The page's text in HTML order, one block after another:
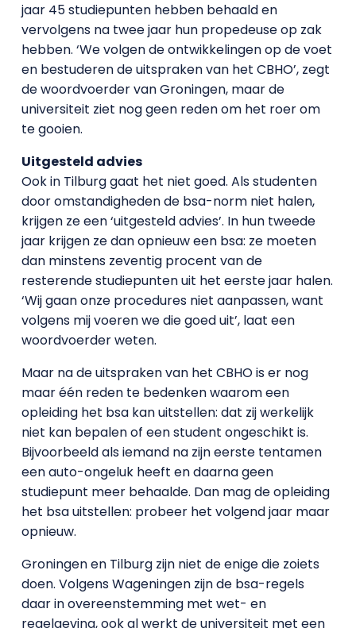
jaar 45 studiepunten hebben behaald en
vervolgens na twee jaar hun propedeuse op zak
hebben. ‘We volgen de ontwikkelingen op de voet
en bestuderen de uitspraken van het CBHO’, zegt
de woordvoerder van Groningen, maar de
universiteit ziet nog geen reden om het roer om
te gooien.
Uitgesteld advies
Ook in Tilburg gaat het niet goed. Als studenten
door omstandigheden de bsa-norm niet halen,
krijgen ze een ‘uitgesteld advies’. In hun tweede
jaar krijgen ze dan opnieuw een bsa: ze moeten
dan minstens zeventig procent van de
resterende studiepunten uit het eerste jaar halen.
‘Wij gaan onze procedures niet aanpassen, want
volgens mij voeren we die goed uit’, laat een
woordvoerder weten.
Maar na de uitspraken van het CBHO is er nog
maar één reden te bedenken waarom een
opleiding het bsa kan uitstellen: dat zij werkelijk
niet kan bepalen of een student ongeschikt is.
Bijvoorbeeld als iemand na zijn eerste tentamen
een auto-ongeluk heeft en daarna geen
studiepunt meer behaalde. Dan mag de opleiding
het bsa uitstellen: probeer het volgend jaar maar
opnieuw.
Groningen en Tilburg zijn niet de enige die zoiets
doen. Volgens Wageningen zijn de bsa-regels
daar in overeenstemming met wet- en
regelgeving, ook al werkt de universiteit met een